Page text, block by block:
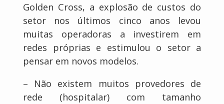
Golden Cross, a explosão de custos do
setor nos últimos cinco anos levou
muitas operadoras a investirem em
redes próprias e estimulou o setor a
pensar em novos modelos.
– Não existem muitos provedores de
rede (hospitalar) com tamanho